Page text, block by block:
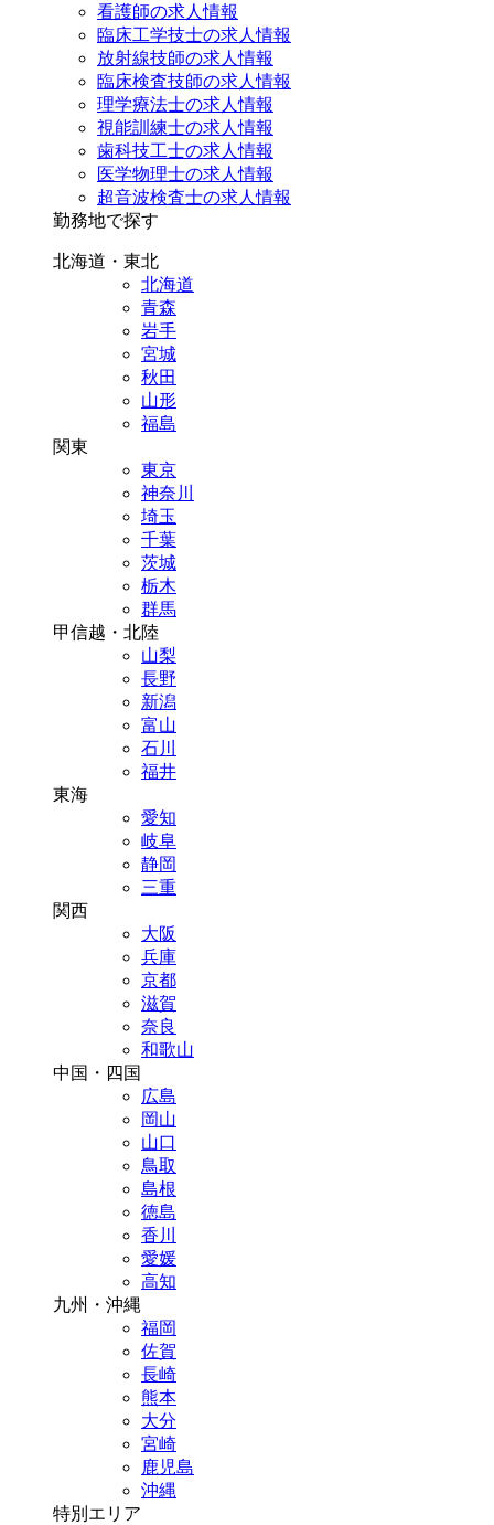
看護師の求人情報
臨床工学技士の求人情報
放射線技師の求人情報
臨床検査技師の求人情報
理学療法士の求人情報
視能訓練士の求人情報
歯科技工士の求人情報
医学物理士の求人情報
超音波検査士の求人情報
勤務地で探す
北海道・東北
北海道
青森
岩手
宮城
秋田
山形
福島
関東
東京
神奈川
埼玉
千葉
茨城
栃木
群馬
甲信越・北陸
山梨
長野
新潟
富山
石川
福井
東海
愛知
岐阜
静岡
三重
関西
大阪
兵庫
京都
滋賀
奈良
和歌山
中国・四国
広島
岡山
山口
鳥取
島根
徳島
香川
愛媛
高知
九州・沖縄
福岡
佐賀
長崎
熊本
大分
宮崎
鹿児島
沖縄
特別エリア